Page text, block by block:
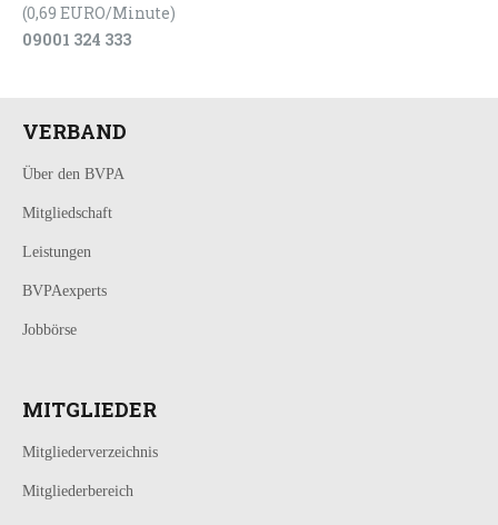
(0,69 EURO/Minute)
09001 324 333
VERBAND
Über den BVPA
Mitgliedschaft
Leistungen
BVPAexperts
Jobbörse
MITGLIEDER
Mitgliederverzeichnis
Mitgliederbereich